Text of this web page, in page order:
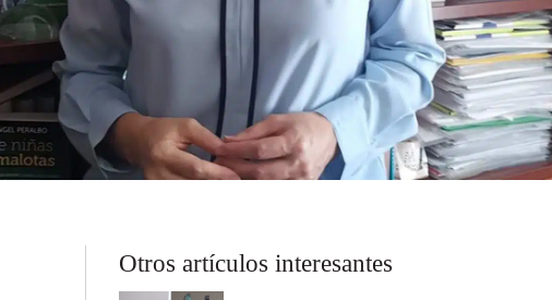
Otros artículos interesantes